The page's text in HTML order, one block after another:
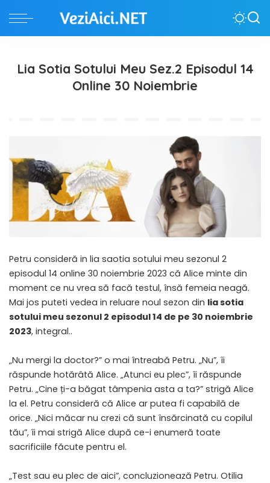
Lia Sotia Sotului Meu Sez.2 Episodul 14
Online 30 Noiembrie
Petru consideră in lia saotia sotului meu sezonul 2
episodul 14 online 30 noiembrie 2023 că Alice minte din
moment ce nu vrea să facă testul, însă femeia neagă.
Mai jos puteti vedea in reluare noul sezon din lia sotia
sotului meu sezonul 2 episodul 14 de pe 30 noiembrie
2023, integral..
„Nu mergi la doctor?” o mai întreabă Petru. „Nu”, îi
răspunde hotărâtă Alice. „Atunci eu plec”, îi răspunde
Petru. „Cine ți-a băgat tâmpenia asta a ta?” strigă Alice
la el. Petru consideră că Alice ar putea fi capabilă de
orice. „Nici măcar nu crezi că sunt însărcinată cu copilul
tău”, îi mai strigă Alice după ce-i enumeră toate
sacrificiile făcute pentru el.
„Test sau eu plec de aici”, concluzionează Petru. Otilia